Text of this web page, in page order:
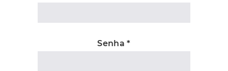
Desconhecido
Senha *